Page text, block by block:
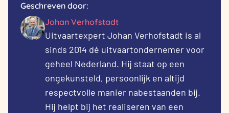
Geschreven door:
Johan Verhofstadt
Uitvaartexpert Johan Verhofstadt is al
sinds 2014 dé uitvaartondernemer voor
geheel Nederland. Hij staat op een
ongekunsteld, persoonlijk en altijd
respectvolle manier nabestaanden bij.
Hij helpt bij het realiseren van een